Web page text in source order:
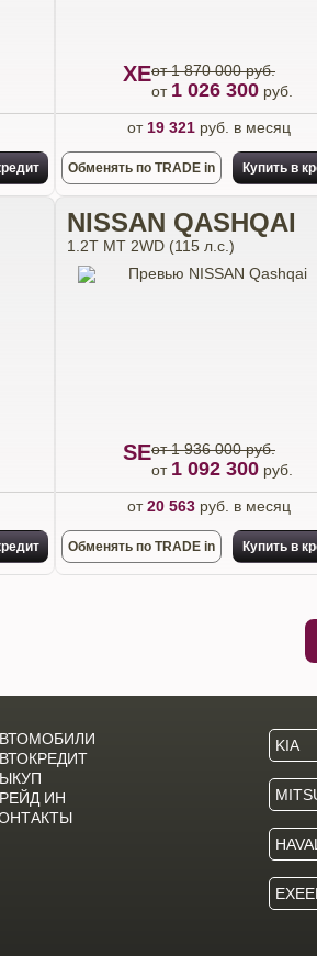
XEот 1 870 000 руб.
от 1 026 300 руб.
от 19 321руб. в месяц
Обменять по TRADE in Купить в
NISSAN QASHQAI
1.2T MT 2WD (115 л.с.)
SEот 1 936 000 руб.
от 1 092 300 руб.
от20 563руб. в месяц
Обменять по TRADE in Купить в
ИН
KIA
HAVAL